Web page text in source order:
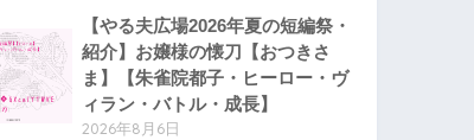
【やる夫広場2026年夏の短編祭・
紹介】お嬢様の懐刀【おつきさ
ま】【朱雀院都子・ヒーロー・ヴ
ィラン・バトル・成長】
2026年8月6日